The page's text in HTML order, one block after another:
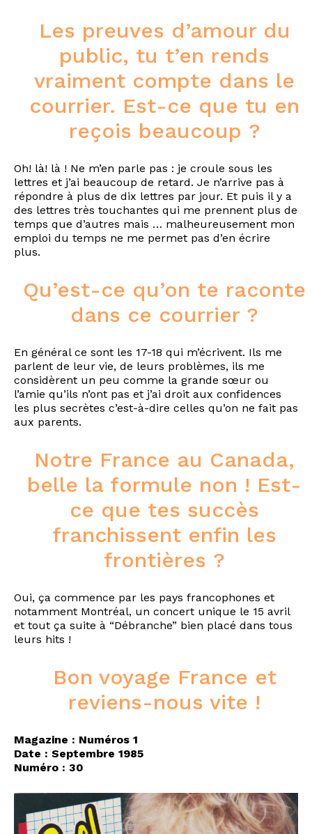
Les preuves d’amour du
public, tu t’en rends
vraiment compte dans le
courrier. Est-ce que tu en
reçois beaucoup ?
Oh! là! là ! Ne m’en parle pas : je croule sous les
lettres et j’ai beaucoup de retard. Je n’arrive pas à
répondre à plus de dix lettres par jour. Et puis il y a
des lettres très touchantes qui me prennent plus de
temps que d’autres mais … malheureusement mon
emploi du temps ne me permet pas d’en écrire
plus.
Qu’est-ce qu’on te raconte
dans ce courrier ?
En général ce sont les 17-18 qui m’écrivent. Ils me
parlent de leur vie, de leurs problèmes, ils me
considèrent un peu comme la grande sœur ou
l’amie qu’ils n’ont pas et j’ai droit aux confidences
les plus secrètes c’est-à-dire celles qu’on ne fait pas
aux parents.
Notre France au Canada,
belle la formule non ! Est-
ce que tes succès
franchissent enfin les
frontières ?
Oui, ça commence par les pays francophones et
notamment Montréal, un concert unique le 15 avril
et tout ça suite à “Débranche” bien placé dans tous
leurs hits !
Bon voyage France et
reviens-nous vite !
Magazine : Numéros 1
Date : Septembre 1985
Numéro : 30